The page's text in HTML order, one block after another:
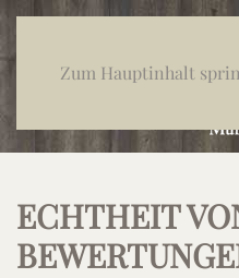
Zum Hauptinhalt
ECHTHEIT